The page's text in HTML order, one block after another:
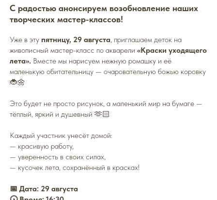
С радостью анонсируем возобновление наших
творческих мастер-классов!
Уже в эту пятницу, 29 августа, приглашаем деток на
живописный мастер-класс по акварели «Краски уходящего
лета». Вместе мы нарисуем нежную ромашку и её
маленькую обитательницу — очаровательную божью коровку
🐞🌼
Это будет не просто рисунок, а маленький мир на бумаге —
тёплый, яркий и душевный 🫶🏻
Каждый участник унесёт домой:
— красивую работу,
— уверенность в своих силах,
— кусочек лета, сохранённый в красках!
📅 Дата: 29 августа